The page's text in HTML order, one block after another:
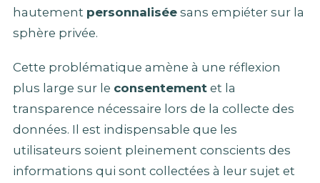
hautement personnalisée sans empiéter sur la
sphère privée.
Cette problématique amène à une réflexion
plus large sur le consentement et la
transparence nécessaire lors de la collecte des
données. Il est indispensable que les
utilisateurs soient pleinement conscients des
informations qui sont collectées à leur sujet et